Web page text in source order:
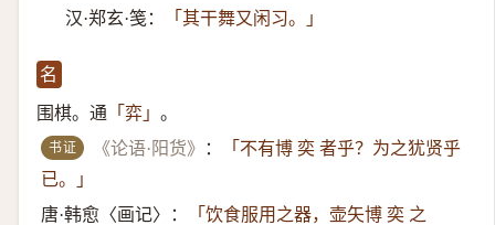
汉·郑玄·笺：
「其干舞又闲习。」
名
围棋。通 「弈」 。
书证 《论语·阳货》 ：
「不有博 奕 者乎？为之犹贤乎
已。」
唐·韩愈〈画记〉：
「饮食服用之器，壶矢博 奕 之